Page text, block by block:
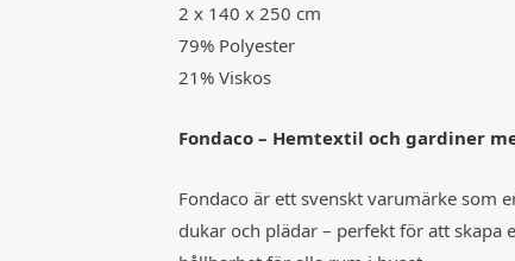
2 x 140 x 250 cm
79% Polyester
21% Viskos
Fondaco – Hemtextil och gardiner
Fondaco är ett svenskt varumärke
dukar och plädar – perfekt för att skapa